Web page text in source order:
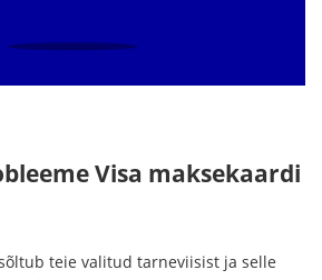
Visa maksekaardi
teie valitud tarneviisist ja selle